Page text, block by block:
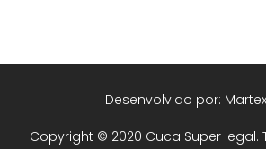
Copyright © 2020 Cuca Super legal.
Desenvolvido por: